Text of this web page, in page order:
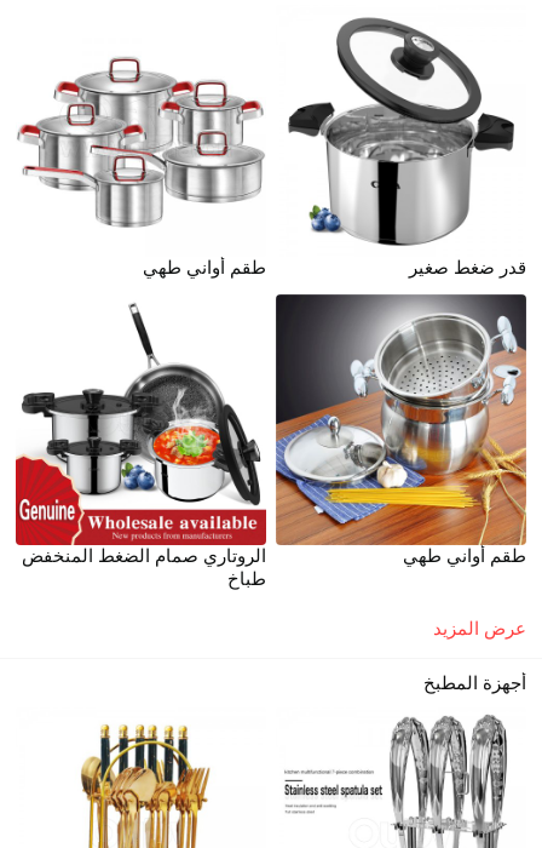
قدر ضغط صغير طقم أواني طهي
طقم أواني طهي
الروتاري صمام الضغط المنخفض
طباخ
عرض المزيد
أجهزة المطبخ